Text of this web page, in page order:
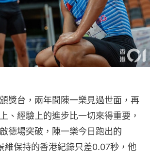
獎台，兩年間陳一樂見過世面，再
、經驗上的進步比一切來得重要，
德場突破，陳一樂今日跑出的
維保持的香港紀錄只差0.07秒，他